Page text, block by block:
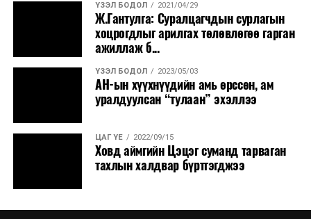
ҮЗЭЛ БОДОЛ 2021/04/29
Ж.Гантулга: Суралцагчдын сурлагын
хоцрогдлыг арилгах төлөвлөгөө гарган
ажиллаж б...
ҮЗЭЛ БОДОЛ 2023/05/03
АН-ын хүүхнүүдийн амь өрссөн, ам
уралдуулсан “тулаан” эхэллээ
ЦАГ ҮЕ 2022/09/15
Ховд аймгийн Цэцэг суманд тарваган
тахлын халдвар бүртгэгджээ